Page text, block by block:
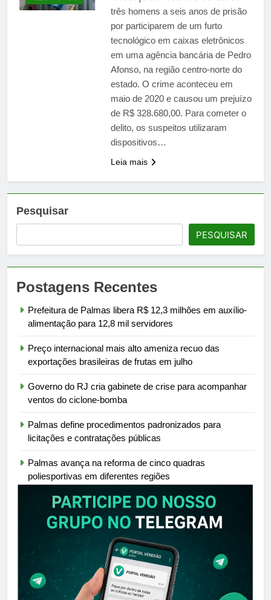
poliesportivas em
diferentes regiões
12 Horas Ago
Serviços retomam fôlego
em julho, mas varejo
registra segunda queda
seguida, mostra IGet
Getnet/Santander
12 Horas Ago
três homens a seis anos de prisão
por participarem de um furto
tecnológico em caixas eletrônicos
em uma agência bancária de Pedro
Afonso, na região centro-norte do
estado. O crime aconteceu em
maio de 2020 e causou um prejuízo
de R$ 328.680,00. Para cometer o
delito, os suspeitos utilizaram
dispositivos…
Leia mais
Pesquisar
PESQUISAR
Postagens Recentes
Prefeitura de Palmas libera R$ 12,3 milhões em auxílio-
alimentação para 12,8 mil servidores
Preço internacional mais alto ameniza recuo das
exportações brasileiras de frutas em julho
Governo do RJ cria gabinete de crise para acompanhar
ventos do ciclone-bomba
Palmas define procedimentos padronizados para
licitações e contratações públicas
Palmas avança na reforma de cinco quadras
poliesportivas em diferentes regiões